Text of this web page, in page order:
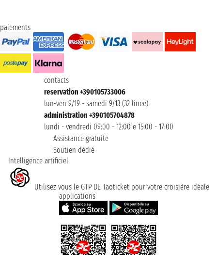
paiements
contacts
reservation +390105733006
lun-ven 9/19 - samedi 9/13 (32 linee)
administration +390105704878
lundi - vendredi 09:00 - 12:00 e 15:00 - 17:00
Assistance gratuite
Soutien dédié
Intelligence artificiel
Utilisez vous le GTP DE Taoticket pour votre croisière idéale
applications